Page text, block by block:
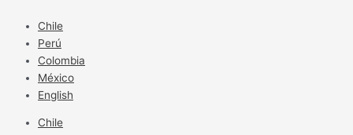
contenido
Chile
Perú
Colombia
México
English
Chile